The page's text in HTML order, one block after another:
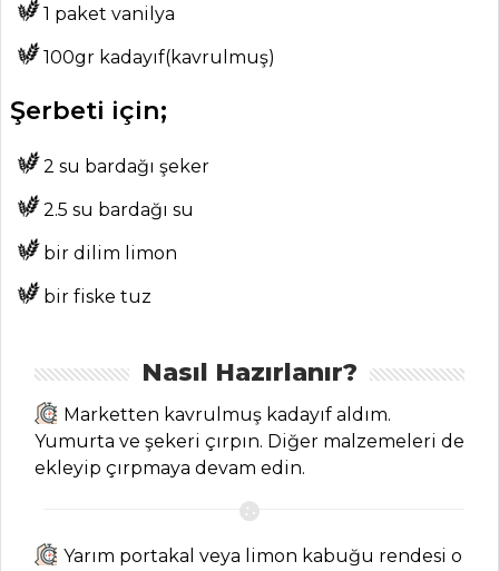
Aktüel
Chefs
Haber
ŞEFİN TARİFLERİ
Tüm
Kategoriler
ET YEMEKLERI
Tarifi, Nasıl Yapılır?
1 paket vanilya
100gr kadayıf(kavrulmuş)
Şerbeti için;
2 su bardağı şeker
2.5 su bardağı su
bir dilim limon
bir fiske tuz
Nasıl Hazırlanır?
Marketten kavrulmuş kadayıf aldım.
Yumurta ve şekeri çırpın. Diğer malzemeleri de
ekleyip çırpmaya devam edin.
Yarım portakal veya limon kabuğu rendesi o